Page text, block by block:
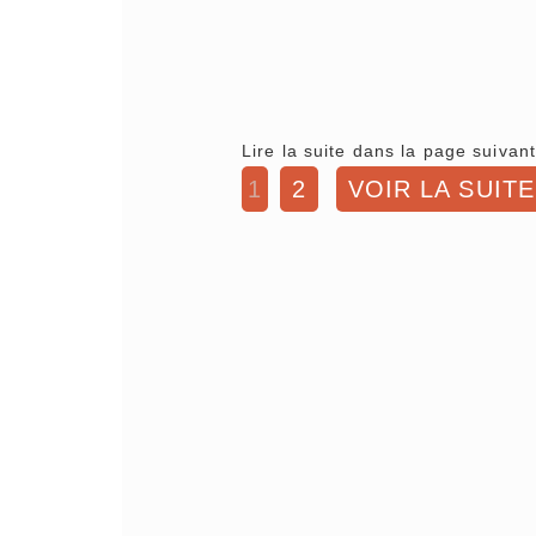
Lire la suite dans la page
1 2 VOIR LA SUITE